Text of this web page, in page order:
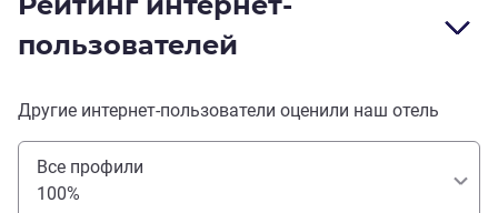
пользователей
Другие интернет-пользователи оценили наш отель
Все профили
100%